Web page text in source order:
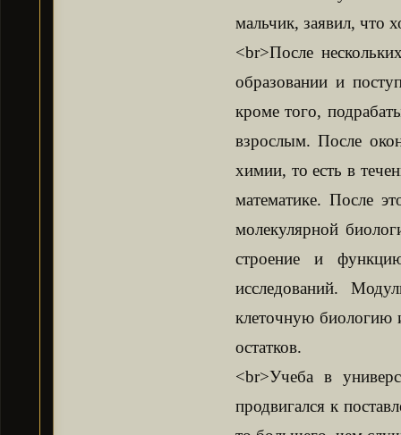
мальчик, заявил, что
<br>После
образовании и
кроме того,
взрослым. После
химии, то есть в
математике. После
молекулярной
строение и
исследований.
клеточную биологию
остатков.
<br>Учеба в
продвигался к